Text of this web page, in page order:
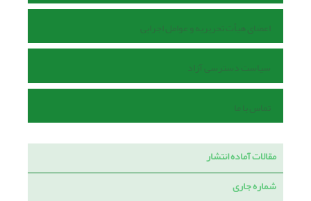
اعضای هیأت تحریریه و عوامل اجرایی
سیاست دسترسی آزاد
تماس با ما
مقالات آماده انتشار
شماره جاری